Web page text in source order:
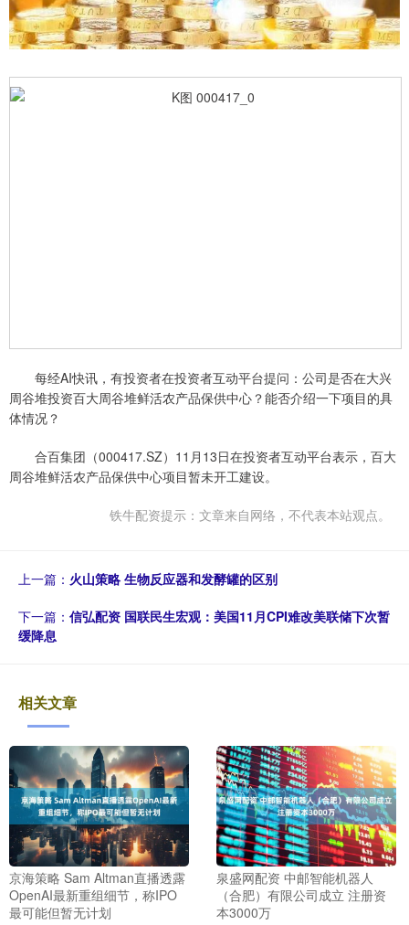
每经AI快讯，有投资者在投资者互动平台提问：公司是否在大兴
周谷堆投资百大周谷堆鲜活农产品保供中心？能否介绍一下项目的具
体情况？
合百集团（000417.SZ）11月13日在投资者互动平台表示，百大
周谷堆鲜活农产品保供中心项目暂未开工建设。
铁牛配资提示：文章来自网络，不代表本站观点。
上一篇： 火山策略 生物反应器和发酵罐的区别
下一篇： 信弘配资 国联民生宏观：美国11月CPI难改美联储下次暂
缓降息
相关文章
京海策略 Sam Altman直播透露
OpenAI最新重组细节，称IPO
最可能但暂无计划
泉盛网配资 中邮智能机器人
（合肥）有限公司成立 注册资
本3000万